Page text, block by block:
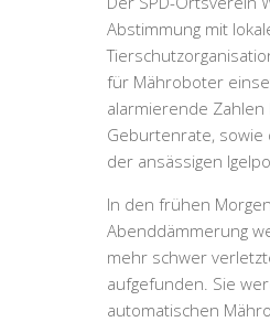
Abstimmung mit
für Mähroboter
alarmierende
Geburtenrate,
der ansässigen
In den frühen
Abenddämmerung
mehr schwer
aufgefunden. Sie
automatischen